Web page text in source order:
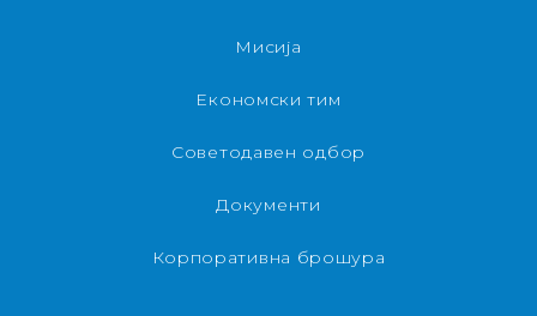
Мисија
Економски тим
Советодавен одбор
Документи
Корпоративна брошура